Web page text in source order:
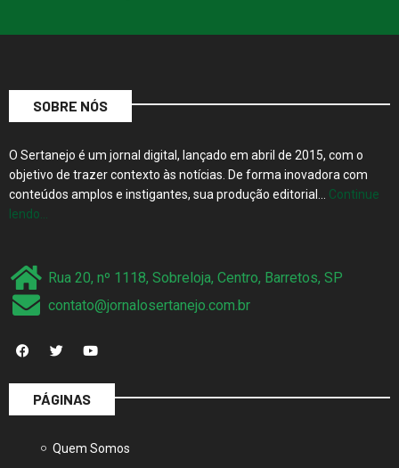
SOBRE NÓS
O Sertanejo é um jornal digital, lançado em abril de 2015, com o
objetivo de trazer contexto às notícias. De forma inovadora com
conteúdos amplos e instigantes, sua produção editorial… Continue
lendo…
Rua 20, nº 1118, Sobreloja, Centro, Barretos, SP
contato@jornalosertanejo.com.br
PÁGINAS
Quem Somos